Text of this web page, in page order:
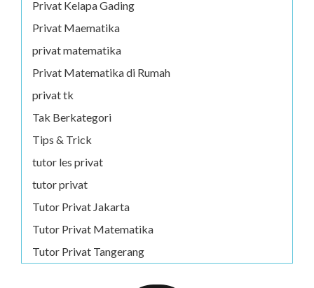
Privat Kelapa Gading
Privat Maematika
privat matematika
Privat Matematika di Rumah
privat tk
Tak Berkategori
Tips & Trick
tutor les privat
tutor privat
Tutor Privat Jakarta
Tutor Privat Matematika
Tutor Privat Tangerang